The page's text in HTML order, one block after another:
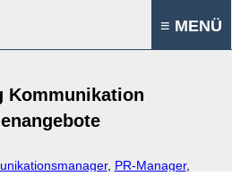
≡ MENÜ
Kommunikation
, PR-Manager,